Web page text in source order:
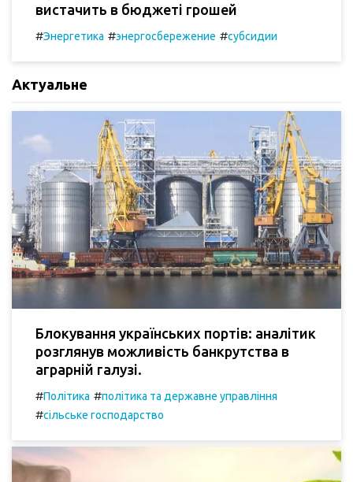
вистачить в бюджеті грошей
#Энергетика #энергосбережение #субсидии
Актуальне
Блокування українських портів: аналітик
розглянув можливість банкрутства в
аграрній галузі.
#Політика #політика та державне управління
#сільське господарство